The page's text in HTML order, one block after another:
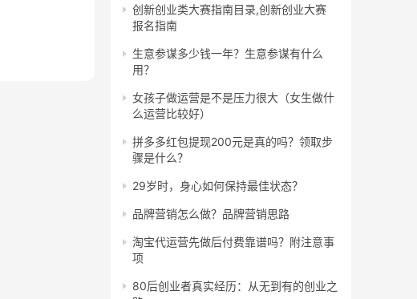
创新创业类大赛指南目录,创新创业大赛
报名指南
生意参谋多少钱一年？生意参谋有什么
用？
女孩子做运营是不是压力很大（女生做什
么运营比较好）
拼多多红包提现200元是真的吗？领取步
骤是什么？
29岁时，身心如何保持最佳状态？
品牌营销怎么做？品牌营销思路
淘宝代运营先做后付费靠谱吗？附注意事
项
80后创业者真实经历：从无到有的创业之